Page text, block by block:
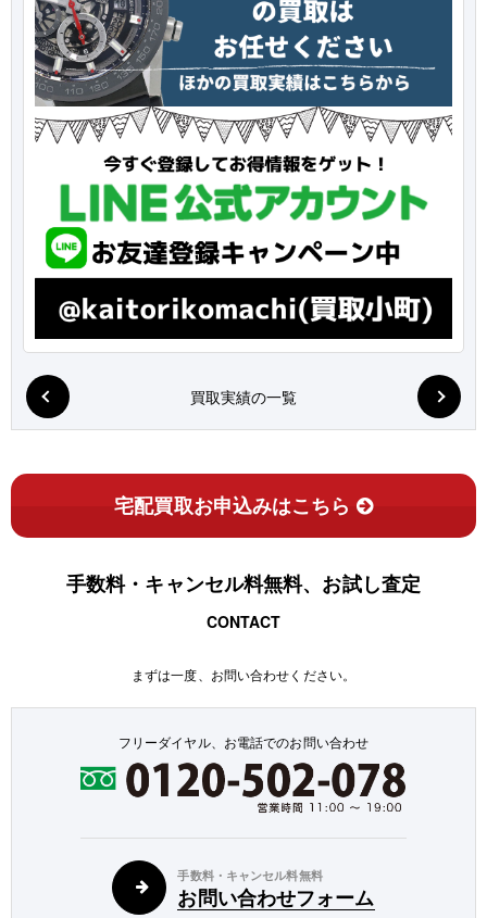
買取実績の一覧
宅配買取お申込みはこちら
手数料・キャンセル料無料、お試し査定
CONTACT
まずは一度、お問い合わせください。
フリーダイヤル、お電話でのお問い合わせ
手数料・キャンセル料無料
お問い合わせフォーム